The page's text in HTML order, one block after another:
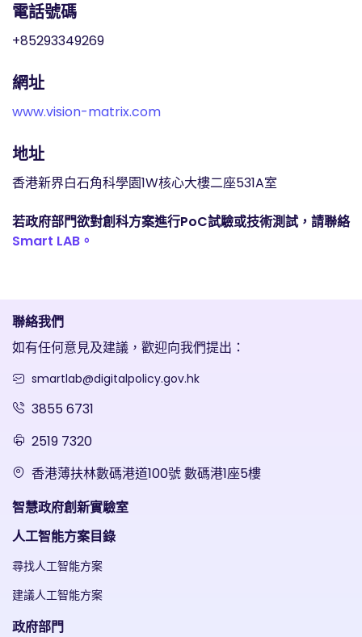
電話號碼
+85293349269
網址
www.vision-matrix.com
地址
香港新界白石角科學園1W核心大樓二座531A室
若政府部門欲對創科方案進行PoC試驗或技術測試，請聯絡
Smart LAB。
聯絡我們
如有任何意見及建議，歡迎向我們提出：
smartlab@digitalpolicy.gov.hk
3855 6731
2519 7320
香港薄扶林數碼港道100號 數碼港1座5樓
智慧政府創新實驗室
人工智能方案目錄
尋找人工智能方案
建議人工智能方案
政府部門